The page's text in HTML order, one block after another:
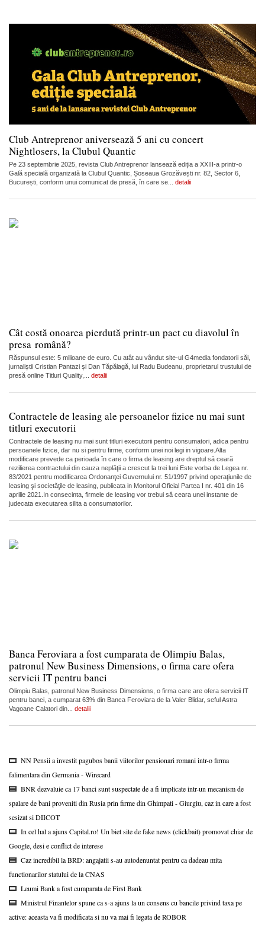
Club Antreprenor aniversează 5 ani cu concert
Nightlosers, la Clubul Quantic
Pe 23 septembrie 2025, revista Club Antreprenor lansează ediția a XXIII-a printr-o
Gală specială organizată la Clubul Quantic, Șoseaua Grozăvești nr. 82, Sector 6,
București, conform unui comunicat de presă, în care se... detalii
Cât costă onoarea pierdută printr-un pact cu diavolul în
presa română?
Răspunsul este: 5 milioane de euro. Cu atât au vândut site-ul G4media fondatorii săi,
jurnaliștii Cristian Pantazi și Dan Tăpălagă, lui Radu Budeanu, proprietarul trustului de
presă online Titluri Quality,... detalii
Contractele de leasing ale persoanelor fizice nu mai sunt
titluri executorii
Contractele de leasing nu mai sunt titluri executorii pentru consumatori, adica pentru
persoanele fizice, dar nu si pentru firme, conform unei noi legi in vigoare.Alta
modificare prevede ca perioada în care o firma de leasing are dreptul să ceară
rezilierea contractului din cauza neplăţii a crescut la trei luni.Este vorba de Legea nr.
83/2021 pentru modificarea Ordonanţei Guvernului nr. 51/1997 privind operaţiunile de
leasing şi societăţile de leasing, publicata in Monitorul Oficial Partea I nr. 401 din 16
aprilie 2021.In consecinta, firmele de leasing vor trebui să ceara unei instante de
judecata executarea silita a consumatorilor.
Banca Feroviara a fost cumparata de Olimpiu Balas,
patronul New Business Dimensions, o firma care ofera
servicii IT pentru banci
Olimpiu Balas, patronul New Business Dimensions, o firma care are ofera servicii IT
pentru banci, a cumparat 63% din Banca Feroviara de la Valer Blidar, seful Astra
Vagoane Calatori din... detalii
NN Pensii a investit pagubos banii viitorilor pensionari romani intr-o firma
falimentara din Germania - Wirecard
BNR dezvaluie ca 17 banci sunt suspectate de a fi implicate intr-un mecanism de
spalare de bani proveniti din Rusia prin firme din Ghimpati - Giurgiu, caz in care a fost
sesizat si DIICOT
In cel hal a ajuns Capital.ro! Un biet site de fake news (clickbait) promovat chiar de
Google, desi e conflict de interese
Caz incredibil la BRD: angajatii s-au autodenuntat pentru ca dadeau mita
functionarilor statului de la CNAS
Leumi Bank a fost cumparata de First Bank
Ministrul Finantelor spune ca s-a ajuns la un consens cu bancile privind taxa pe
active: aceasta va fi modificata si nu va mai fi legata de ROBOR